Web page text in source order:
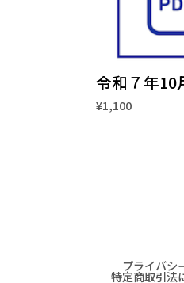
令和７年10
¥1,100
プライバシ
特定商取引法